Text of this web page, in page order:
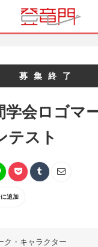
募集終了
学会ロゴマ
テスト
追加
ク・キャラクター